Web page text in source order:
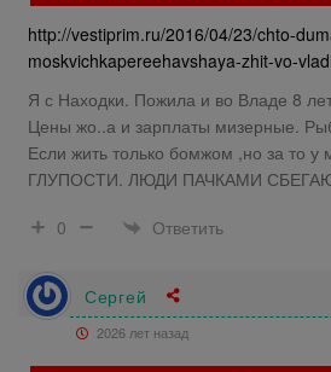
http://vestiprim.ru/2016/04/23/chto-
moskvichkapereehavshaya-zhit-vo-
Я с Находки. Пожила и во Владе 8
Цены жо..а и зарплаты мизерные.
Если жить только бомжом ,но за то
ГЛУПОСТИ. ЛЮДИ ПАЧКАМИ
0
Ответить
Сергей
2026 лет назад